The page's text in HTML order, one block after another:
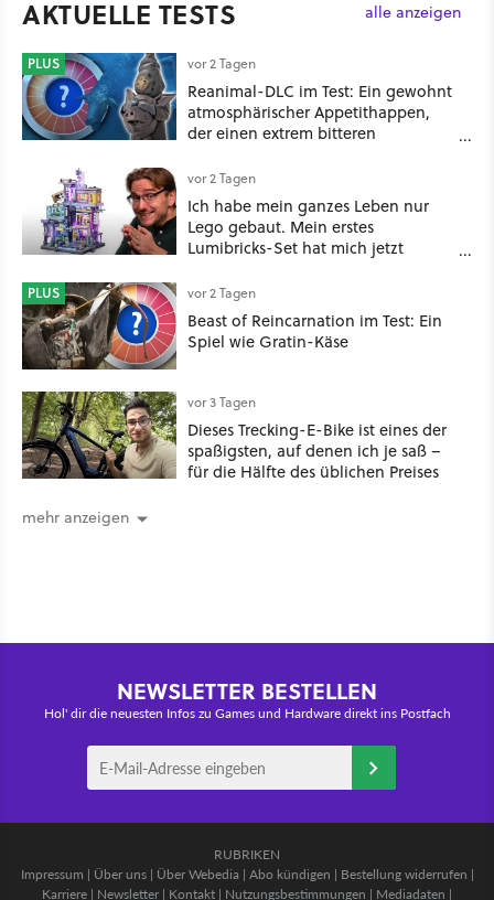
AKTUELLE TESTS alle anzeigen
PLUS vor 2 Tagen
Reanimal-DLC im Test: Ein gewohnt
atmosphärischer Appetithappen,
der einen extrem bitteren
vor 2 Tagen
Ich habe mein ganzes Leben nur
Lego gebaut. Mein erstes
Lumibricks-Set hat mich jetzt
Stack im Test
PLUS vor 2 Tagen
Beast of Reincarnation im Test: Ein
Spiel wie Gratin-Käse
vor 3 Tagen
Dieses Trecking-E-Bike ist eines der
spaßigsten, auf denen ich je saß –
für die Hälfte des üblichen Preises
mehr anzeigen
NEWSLETTER BESTELLEN
Hol' dir die neuesten Infos zu Games und Hardware direkt ins Postfach
RUBRIKEN
Impressum | Über uns| Über Webedia | Abo kündigen | Bestellung widerrufen |
Karriere | Newsletter | Kontakt | Nutzungsbestimmungen | Mediadaten |